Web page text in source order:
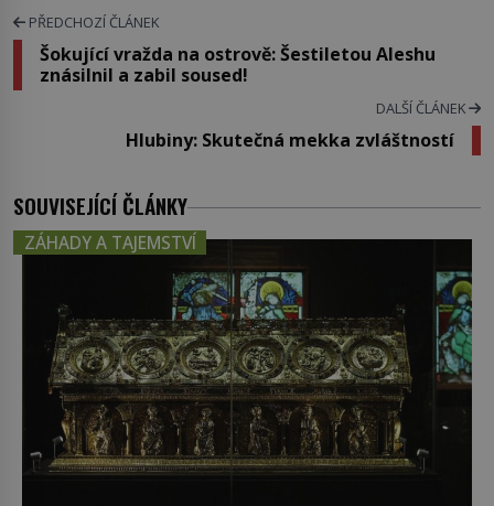
PŘEDCHOZÍ ČLÁNEK
Šokující vražda na ostrově: Šestiletou Aleshu
znásilnil a zabil soused!
DALŠÍ ČLÁNEK
Hlubiny: Skutečná mekka zvláštností
SOUVISEJÍCÍ ČLÁNKY
ZÁHADY A TAJEMSTVÍ